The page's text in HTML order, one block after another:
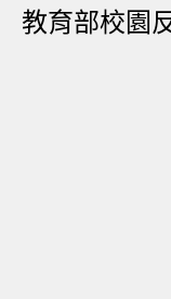
教育部校園